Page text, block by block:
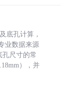
底孔计算，
业数据来源
孔尺寸的常
），并